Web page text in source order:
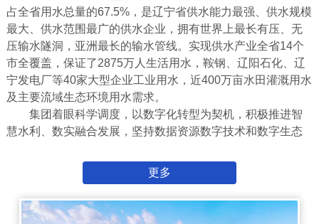
占全省用水总量的67.5%，是辽宁省供水能力最强、供水规模
最大、供水范围最广的供水企业，拥有世界上最长有压、无
压输水隧洞，亚洲最长的输水管线。实现供水产业全省14个
市全覆盖，保证了2875万人生活用水，鞍钢、辽阳石化、辽
宁发电厂等40家大型企业工业用水，近400万亩水田灌溉用水
及主要流域生态环境用水需求。
集团着眼科学调度，以数字化转型为契机，积极推进智
慧水利、数实融合发展，坚持数据资源数字技术和数字生态
建设与集团发展适配的水资源综合调度系统核心应用，提升
集团供水调度业务数字化、网络化、智能化水平。
更多